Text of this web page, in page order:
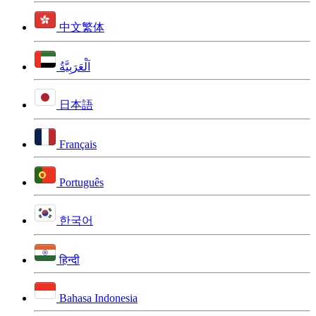
中文繁体
اَلْعَرَبِيَّةُ
日本語
Français
Português
한국어
हिन्दी
Bahasa Indonesia